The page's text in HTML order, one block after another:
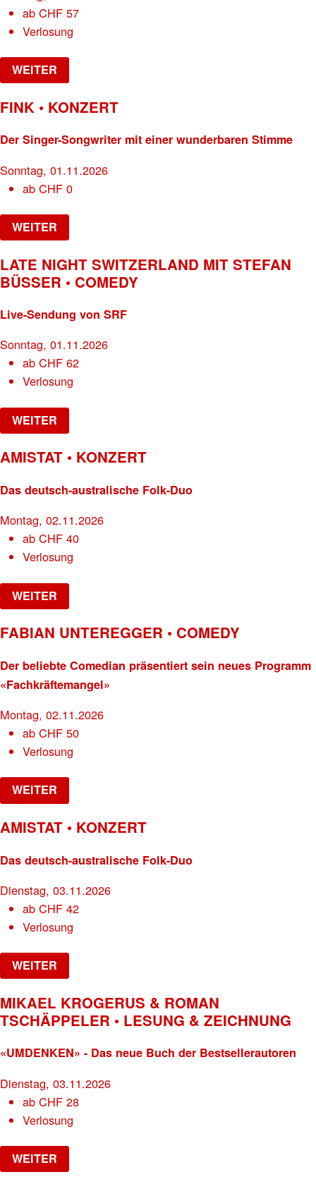
abCHF 57
Verlosung
WEITER
FINK • KONZERT
Der Singer-Songwriter mit einer wunderbaren Stimme
Sonntag, 01.11.2026
abCHF 0
WEITER
LATE NIGHT SWITZERLAND MIT STEFAN
BÜSSER • COMEDY
Live-Sendung von SRF
Sonntag, 01.11.2026
abCHF 62
Verlosung
WEITER
AMISTAT • KONZERT
Das deutsch-australische Folk-Duo
Montag, 02.11.2026
abCHF 40
Verlosung
WEITER
FABIAN UNTEREGGER • COMEDY
Der beliebte Comedian präsentiert sein neues Programm
«Fachkräftemangel»
Montag, 02.11.2026
abCHF 50
Verlosung
WEITER
AMISTAT • KONZERT
Das deutsch-australische Folk-Duo
Dienstag, 03.11.2026
abCHF 42
Verlosung
WEITER
MIKAEL KROGERUS & ROMAN
TSCHÄPPELER • LESUNG & ZEICHNUNG
«UMDENKEN» - Das neue Buch der Bestsellerautoren
Dienstag, 03.11.2026
abCHF 28
Verlosung
WEITER